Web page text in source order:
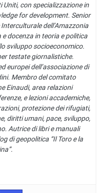
con specializzazione in
for development. Senior
dell’Amazzonia
docenza in teoria e politica
sviluppo socioeconomico.
testate giornalistiche.
europei dell’associazione di
Membro del comitato
Einaudi, area relazioni
e lezioni accademiche,
protezione dei rifugiati,
diritti umani, pace, sviluppo,
Autrice di libri e manuali
di geopolitica “Il Toro e la